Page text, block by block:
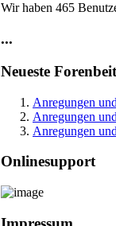
Wir haben 465
...
Neueste
Anregungen
Anregungen
Anregungen
Onlinesupport